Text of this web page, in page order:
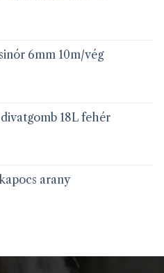
6mm 10m/vég
18L fehér
arany